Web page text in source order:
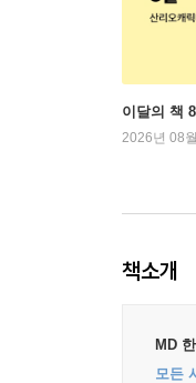
이달의 책
2026년 08
책소개
MD
모든